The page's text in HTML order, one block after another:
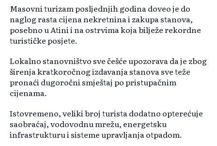
Masovni turizam posljednjih godina doveo je do
naglog rasta cijena nekretnina i zakupa stanova,
posebno u Atini i na ostrvima koja bilježe rekordne
turističke posjete.
Lokalno stanovništvo sve češće upozorava da je zbog
širenja kratkoročnog izdavanja stanova sve teže
pronaći dugoročni smještaj po pristupačnim
cijenama.
Istovremeno, veliki broj turista dodatno opterećuje
saobraćaj, vodovodnu mrežu, energetsku
infrastrukturu i sisteme upravljanja otpadom.